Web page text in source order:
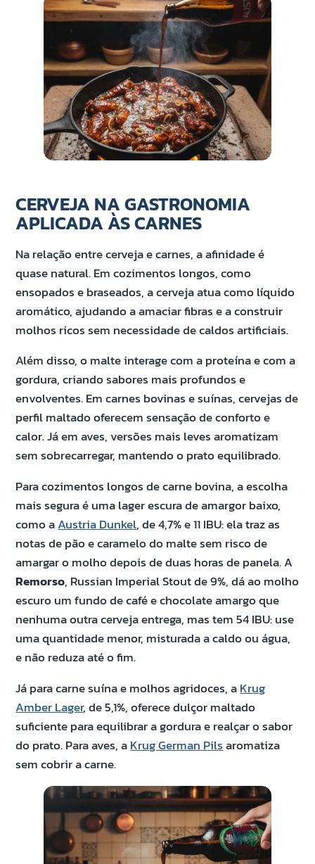
CERVEJA NA GASTRONOMIA
APLICADA ÀS CARNES
Na relação entre cerveja e carnes, a afinidade é
quase natural. Em cozimentos longos, como
ensopados e braseados, a cerveja atua como líquido
aromático, ajudando a amaciar fibras e a construir
molhos ricos sem necessidade de caldos artificiais.
Além disso, o malte interage com a proteína e com a
gordura, criando sabores mais profundos e
envolventes. Em carnes bovinas e suínas, cervejas de
perfil maltado oferecem sensação de conforto e
calor. Já em aves, versões mais leves aromatizam
sem sobrecarregar, mantendo o prato equilibrado.
Para cozimentos longos de carne bovina, a escolha
mais segura é uma lager escura de amargor baixo,
como aAustria Dunkel, de 4,7% e 11 IBU: ela traz as
notas de pão e caramelo do malte sem risco de
amargar o molho depois de duas horas de panela. A
Remorso, Russian Imperial Stout de 9%, dá ao molho
escuro um fundo de café e chocolate amargo que
nenhuma outra cerveja entrega, mas tem 54 IBU: use
uma quantidade menor, misturada a caldo ou água,
e não reduza até o fim.
Já para carne suína e molhos agridoces, a Krug
Amber Lager, de 5,1%, oferece dulçor maltado
suficiente para equilibrar a gordura e realçar o sabor
do prato. Para aves, a Krug German Pils aromatiza
sem cobrir a carne.